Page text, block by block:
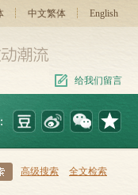
中文繁体 English
给我们留言
高级搜索 全文检索